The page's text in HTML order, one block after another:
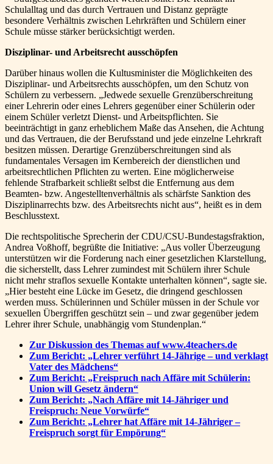
Schulalltag und das durch Vertrauen und Distanz geprägte
besondere Verhältnis zwischen Lehrkräften und Schülern einer
Schule müsse stärker berücksichtigt werden.
Disziplinar- und Arbeitsrecht ausschöpfen
Darüber hinaus wollen die Kultusminister die Möglichkeiten des
Disziplinar- und Arbeitsrechts ausschöpfen, um den Schutz von
Schülern zu verbessern. „Jedwede sexuelle Grenzüberschreitung
einer Lehrerin oder eines Lehrers gegenüber einer Schülerin oder
einem Schüler verletzt Dienst- und Arbeitspflichten. Sie
beeinträchtigt in ganz erheblichem Maße das Ansehen, die Achtung
und das Vertrauen, die der Berufsstand und jede einzelne Lehrkraft
besitzen müssen. Derartige Grenzüberschreitungen sind als
fundamentales Versagen im Kernbereich der dienstlichen und
arbeitsrechtlichen Pflichten zu werten. Eine möglicherweise
fehlende Strafbarkeit schließt selbst die Entfernung aus dem
Beamten- bzw. Angestelltenverhältnis als schärfste Sanktion des
Disziplinarrechts bzw. des Arbeitsrechts nicht aus“, heißt es in dem
Beschlusstext.
Die rechtspolitische Sprecherin der CDU/CSU-Bundestagsfraktion,
Andrea Voßhoff, begrüßte die Initiative: „Aus voller Überzeugung
unterstützen wir die Forderung nach einer gesetzlichen Klarstellung,
die sicherstellt, dass Lehrer zumindest mit Schülern ihrer Schule
nicht mehr straflos sexuelle Kontakte unterhalten können“, sagte sie.
„Hier besteht eine Lücke im Gesetz, die dringend geschlossen
werden muss. Schülerinnen und Schüler müssen in der Schule vor
sexuellen Übergriffen geschützt sein – und zwar gegenüber jedem
Lehrer ihrer Schule, unabhängig vom Stundenplan.“
Zur Diskussion des Themas auf www.4teachers.de
Zum Bericht: „Lehrer verführt 14-Jährige – und verklagt
Vater des Mädchens“
Zum Bericht: „Freispruch nach Affäre mit Schülerin:
Union will Gesetz ändern“
Zum Bericht: „Nach Affäre mit 14-Jähriger und
Freispruch: Neue Vorwürfe“
Zum Bericht: „Lehrer hat Affäre mit 14-Jähriger –
Freispruch sorgt für Empörung“